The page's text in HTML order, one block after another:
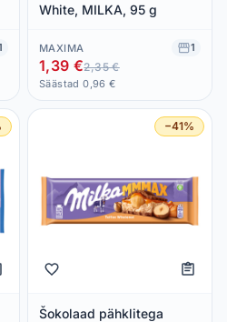
White, MILKA, 95 g
MAXIMA 1
1,39 €2,35 €
Säästad 0,96 €
−41%
Šokolaad pähklitega